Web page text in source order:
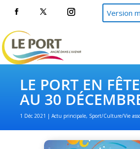
Version
LE PORT EN
AU 30
1 Déc 2021 Actu principale, Sport/Culture/Vie